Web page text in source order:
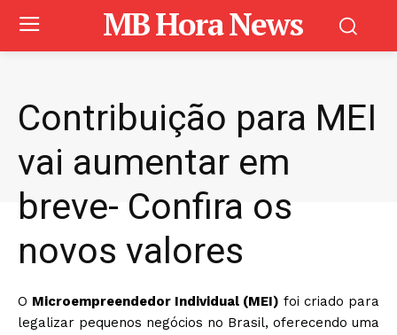
MB Hora News
Contribuição para MEI
vai aumentar em
breve- Confira os
novos valores
O Microempreendedor Individual (MEI) foi criado para
legalizar pequenos negócios no Brasil, oferecendo uma